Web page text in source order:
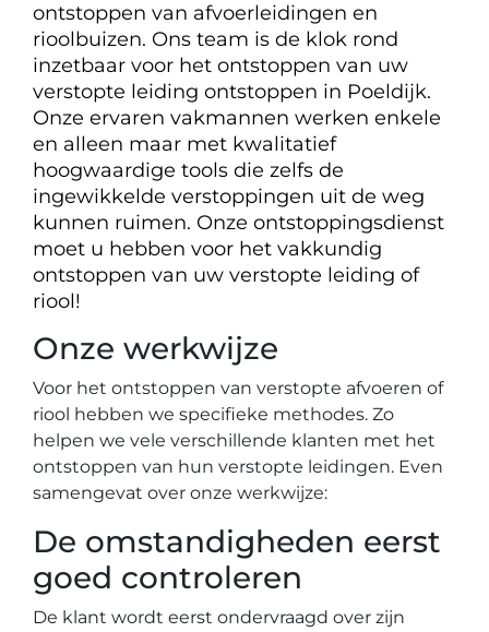
ontstoppen van afvoerleidingen en
rioolbuizen. Ons team is de klok rond
inzetbaar voor het ontstoppen van uw
verstopte leiding ontstoppen in Poeldijk.
Onze ervaren vakmannen werken enkele
en alleen maar met kwalitatief
hoogwaardige tools die zelfs de
ingewikkelde verstoppingen uit de weg
kunnen ruimen. Onze ontstoppingsdienst
moet u hebben voor het vakkundig
ontstoppen van uw verstopte leiding of
riool!
Onze werkwijze
Voor het ontstoppen van verstopte afvoeren of
riool hebben we specifieke methodes. Zo
helpen we vele verschillende klanten met het
ontstoppen van hun verstopte leidingen. Even
samengevat over onze werkwijze:
De omstandigheden eerst
goed controleren
De klant wordt eerst ondervraagd over zijn